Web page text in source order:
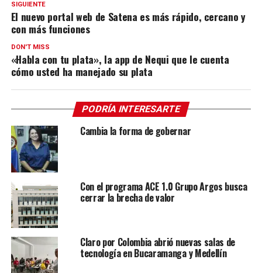
SIGUIENTE
El nuevo portal web de Satena es más rápido, cercano y
con más funciones
DON'T MISS
«Habla con tu plata», la app de Nequi que le cuenta
cómo usted ha manejado su plata
PODRÍA INTERESARTE
Cambia la forma de gobernar
Con el programa ACE 1.0 Grupo Argos busca
cerrar la brecha de valor
Claro por Colombia abrió nuevas salas de
tecnología en Bucaramanga y Medellín